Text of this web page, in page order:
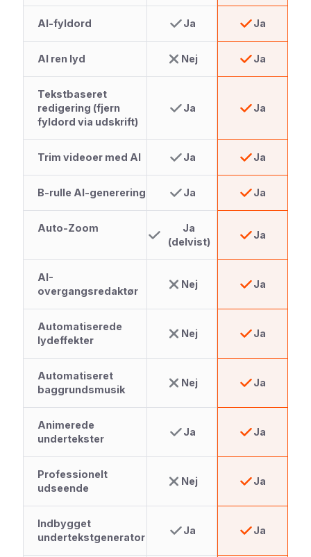
AI-fyldord Ja Ja
AI ren lyd Nej Ja
Tekstbaseret
redigering (fjern
fyldord via udskrift)
Ja Ja
Trim videoer med AI Ja Ja
B-rulle AI-generering Ja Ja
Auto-Zoom
Ja
(delvist)
Ja
AI-
overgangsredaktør
Nej Ja
Automatiserede
lydeffekter
Nej Ja
Automatiseret
baggrundsmusik
Nej Ja
Animerede
undertekster
Ja Ja
Professionelt
udseende
Nej Ja
Indbygget
undertekstgenerator
Ja Ja